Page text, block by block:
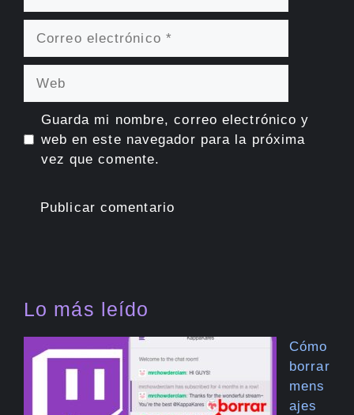
Guarda mi nombre, correo electrónico y
web en este navegador para la próxima
vez que comente.
Lo más leído
Cómo
borrar
mens
ajes